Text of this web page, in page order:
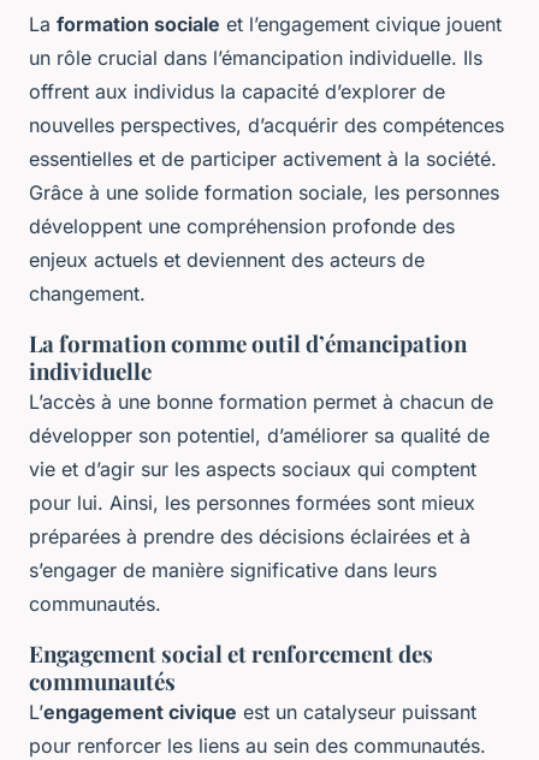
La formation sociale et l’engagement civique jouent
un rôle crucial dans l’émancipation individuelle. Ils
offrent aux individus la capacité d’explorer de
nouvelles perspectives, d’acquérir des compétences
essentielles et de participer activement à la société.
Grâce à une solide formation sociale, les personnes
développent une compréhension profonde des
enjeux actuels et deviennent des acteurs de
changement.
La formation comme outil d’émancipation
individuelle
L’accès à une bonne formation permet à chacun de
développer son potentiel, d’améliorer sa qualité de
vie et d’agir sur les aspects sociaux qui comptent
pour lui. Ainsi, les personnes formées sont mieux
préparées à prendre des décisions éclairées et à
s’engager de manière significative dans leurs
communautés.
Engagement social et renforcement des
communautés
L’engagement civique est un catalyseur puissant
pour renforcer les liens au sein des communautés.